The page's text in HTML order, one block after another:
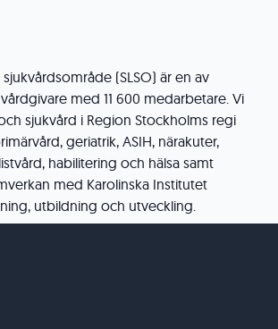
(SLSO) är en av
med 11 600 medarbetare. Vi
sjukvård i Region Stockholms regi
geriatrik, ASIH, närakuter,
habilitering och hälsa samt
med Karolinska Institutet
utbildning och utveckling.